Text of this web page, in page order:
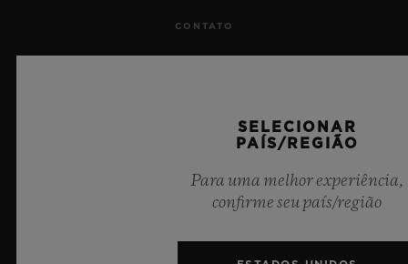
CONTATO
AVISO LEGAL E TERMOS DE USO
SELECIONAR
PAÍS/REGIÃO
Para uma melhor experiência,
confirme seu país/região